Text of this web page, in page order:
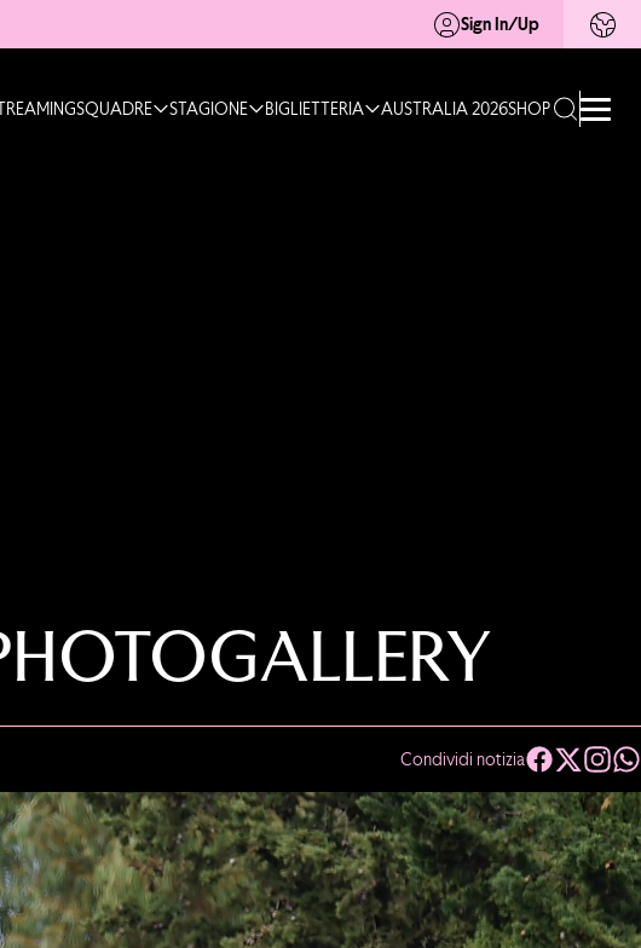
Sign In/Up
SQUADRE STAGIONE BIGLIETTERIA AUSTRALIA 2026SHOP
Condividi notizia